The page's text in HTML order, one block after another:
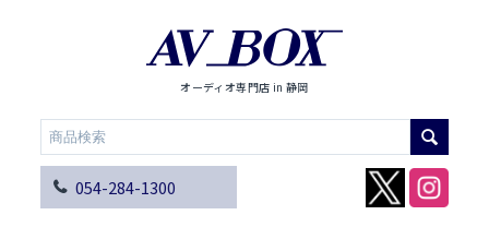
オーディオ専門店 in 静岡
054-284-1300